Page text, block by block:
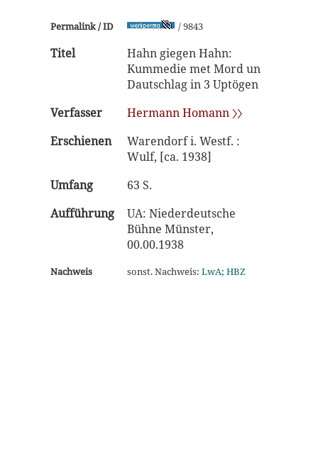
Permalink / ID / 9843
Titel
Hahn giegen Hahn:
Kummedie met Mord un
Dautschlag in 3 Uptögen
Verfasser
Hermann Homann 〉〉
Erschienen
Warendorf i. Westf. :
Wulf, [ca. 1938]
Umfang
63 S.
Aufführung
UA: Niederdeutsche
Bühne Münster,
00.00.1938
Nachweis sonst. Nachweis: LwA; HBZ